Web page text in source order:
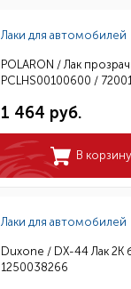
Лаки для автомобилей
POLARON / Лак
PCLHS00100600 /
1 464 руб.
В корзину
Лаки для автомобилей
Duxone / DX-44 Лак 2К
1250038266